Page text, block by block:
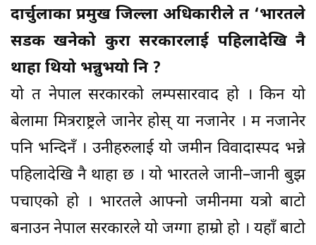
दार्चुलाका प्रमुख जिल्ला अधिकारीले त ‘भारतले
सडक खनेको कुरा सरकारलाई पहिलादेखि नै
थाहा थियो भन्नुभयो नि ?
यो त नेपाल सरकारको लम्पसारवाद हो । किन यो
बेलामा मित्रराष्ट्रले जानेर होस् या नजानेर । म नजानेर
पनि भन्दिनँ । उनीहरुलाई यो जमीन विवादास्पद भन्ने
पहिलादेखि नै थाहा छ । यो भारतले जानी–जानी बुझ
पचाएको हो । भारतले आफ्नो जमीनमा यत्रो बाटो
बनाउन नेपाल सरकारले यो जग्गा हाम्रो हो । यहाँ बाटो